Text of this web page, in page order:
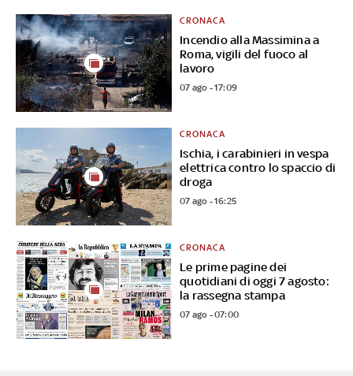
Incendio alla Massimina a
Roma, vigili del fuoco al
lavoro
CRONACA
07 ago - 17:09
Ischia, i carabinieri in vespa
elettrica contro lo spaccio di
droga
CRONACA
07 ago - 16:25
Le prime pagine dei
quotidiani di oggi 7 agosto:
la rassegna stampa
CRONACA
07 ago - 07:00